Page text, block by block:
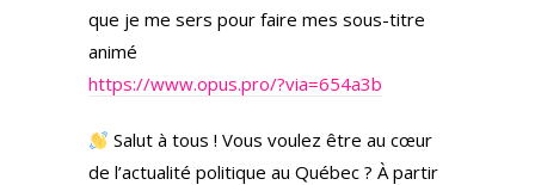
que je me sers pour faire mes sous-titre
animé
https://www.opus.pro/?via=654a3b
Salut à tous ! Vous voulez être au cœur
de l’actualité politique au Québec ? À partir